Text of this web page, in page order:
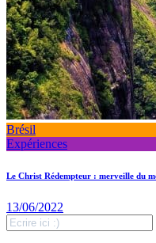
Brésil
Expériences
Le Christ Rédempteur : merveille du
13/06/2022
Search
for: